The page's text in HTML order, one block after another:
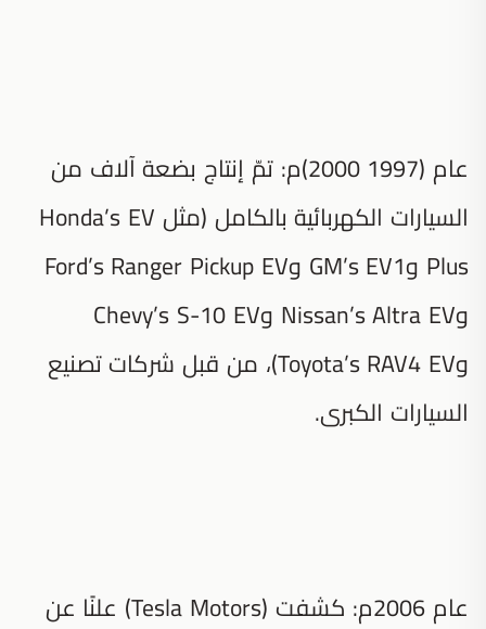
عام (1997 2000)م: تمّ إنتاج بضعة آلاف من
السيارات الكهربائية بالكامل (مثل Honda’s EV
Plus وGM’s EV1 وFord’s Ranger Pickup EV
وNissan’s Altra EV وChevy’s S-10 EV
وToyota’s RAV4 EV)، من قبل شركات تصنيع
السيارات الكبرى.
عام 2006م: كشفت (Tesla Motors) علنًا عن